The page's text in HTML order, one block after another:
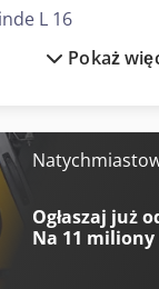
L 16
Man Tge 3
Benz Mb
Benz V
Pokaż
Ogłaszaj już
Na 11